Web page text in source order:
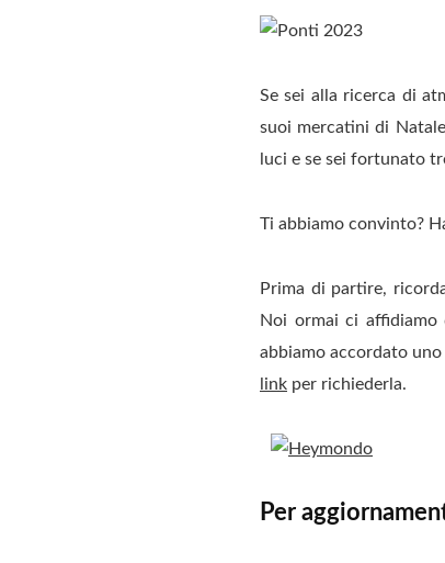
Se sei alla ricerca di
suoi mercatini di
luci e se sei fortunato
Ti abbiamo convinto?
Prima di partire,
Noi ormai ci
abbiamo accordato uno
link per richiederla.
Per